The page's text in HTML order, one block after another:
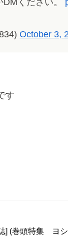
October 3,
す
] (巻頭特集　ヨ